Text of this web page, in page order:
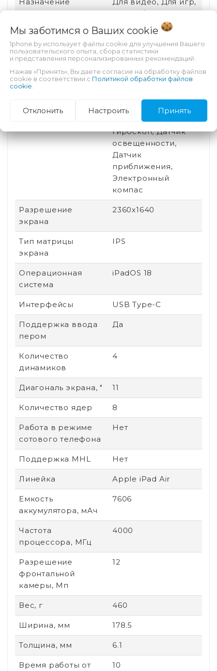
Для работы, Для
Разъем для док-
станции
Нет
Беспроводная
связь
Bluetooth, Wi-Fi
Датчики
Акселерометр (G-
sensor), Барометр,
Гироскоп, Датчик
освещенности,
Датчик
приближения,
Электронный
компас
Разрешение
экрана
2360x1640
Тип матрицы
экрана
IPS
Операционная
система
iPadOS 18
Интерфейсы USB Type-C
Поддержка ввода
пером
Да
Количество
динамиков
4
Диагональ экрана, " 11
Количество ядер 8
Работа в режиме
сотового телефона
Нет
Поддержка MHL Нет
Линейка Apple iPad Air
Емкость
аккумулятора, мАч
7606
Частота
процессора, МГц
4000
Разрешение
фронтальной
камеры, Мп
12
Вес, г 460
Ширина, мм 178.5
Толщина, мм 6.1
Время работы от
10
Мы заботимся о Ваших cookie
1phone.by использует файлы cookie для улучшения Вашего
пользовательского опыта, сбора статистики
и представления персонализированных рекомендаций.
Нажав «Принять», Вы даете согласие на обработку файлов
cookie в соответствии с Политикой обработки файлов
cookie
Отклонить Настроить Принять